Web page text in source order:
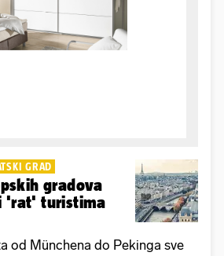
GRAD
gradova
'rat' turistima
od Münchena do Pekinga sve